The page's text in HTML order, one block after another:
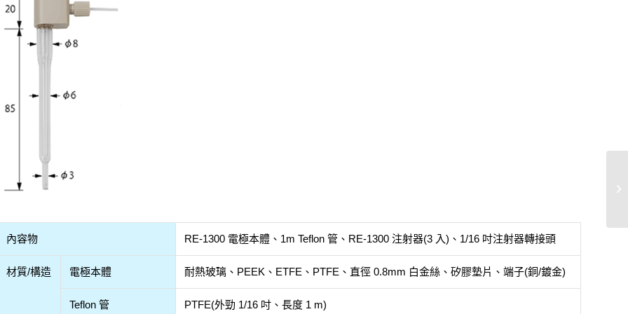
內容物 RE-1300 電極本體、1m Teflon 管、RE-1300 注射器(3 入)、1/16 吋注射器轉接頭
材質/構造 電極本體 耐熱玻璃、PEEK、ETFE、PTFE、直徑 0.8mm 白金絲、矽膠墊片、端子(銅/鍍金)
Teflon 管 PTFE(外勁 1/16 吋、長度 1 m)